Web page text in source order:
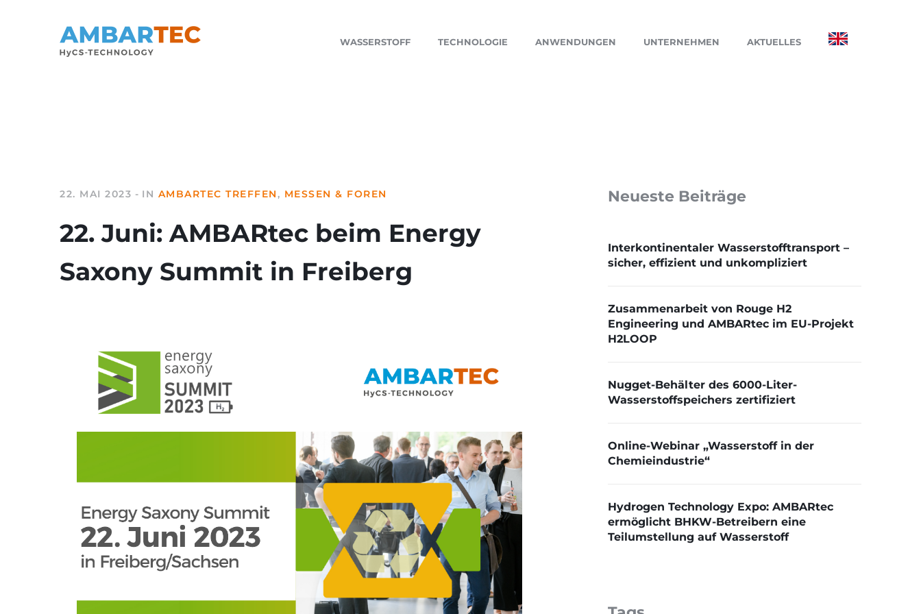
WASSERSTOFF TECHNOLOGIE ANWENDUNGEN UNTERNEHMEN AKTUELLES
22. MAI 2023 IN AMBARTEC TREFFEN, MESSEN & FOREN
22. Juni: AMBARtec beim Energy
Saxony Summit in Freiberg
Neueste Beiträge
Interkontinentaler Wasserstofftransport –
sicher, effizient und unkompliziert
Zusammenarbeit von Rouge H2
Engineering und AMBARtec im EU-Projekt
H2LOOP
Nugget-Behälter des 6000-Liter-
Wasserstoffspeichers zertifiziert
Online-Webinar „Wasserstoff in der
Chemieindustrie“
Hydrogen Technology Expo: AMBARtec
ermöglicht BHKW-Betreibern eine
Teilumstellung auf Wasserstoff